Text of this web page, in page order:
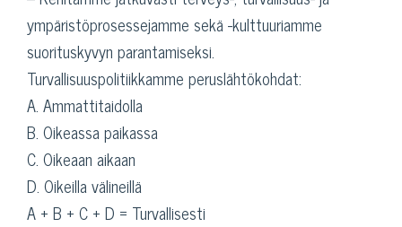
ympäristöprosessejamme sekä -kulttuuriamme
suorituskyvyn parantamiseksi.
Turvallisuuspolitiikkamme peruslähtökohdat:
A. Ammattitaidolla
B. Oikeassa paikassa
C. Oikeaan aikaan
D. Oikeilla välineillä
A + B + C + D = Turvallisesti